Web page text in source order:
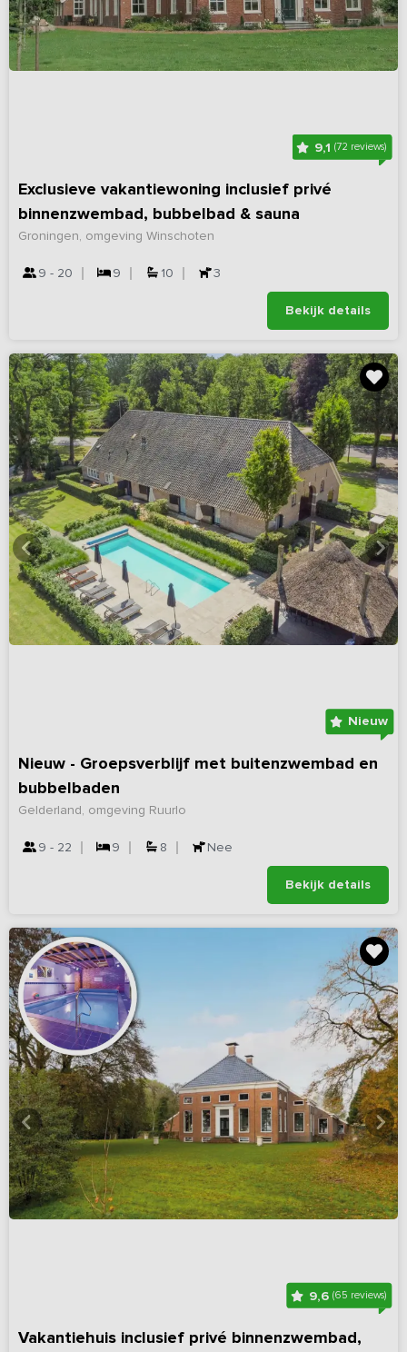
9,1(72 reviews)
Exclusieve vakantiewoning inclusief privé
binnenzwembad, bubbelbad & sauna
Groningen, omgeving Winschoten
9 - 20 9 10 3
Bekijk details
Nieuw
Nieuw - Groepsverblijf met buitenzwembad en
bubbelbaden
Gelderland, omgeving Ruurlo
9 - 22 9 8 Nee
Bekijk details
9,6 (65 reviews)
Vakantiehuis inclusief privé binnenzwembad,